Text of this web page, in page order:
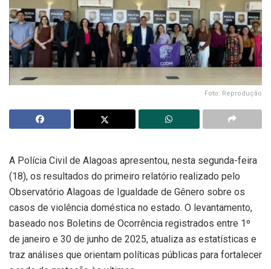
Foto: Reprodução
A Polícia Civil de Alagoas apresentou, nesta segunda-feira
(18), os resultados do primeiro relatório realizado pelo
Observatório Alagoas de Igualdade de Gênero sobre os
casos de violência doméstica no estado. O levantamento,
baseado nos Boletins de Ocorrência registrados entre 1º
de janeiro e 30 de junho de 2025, atualiza as estatísticas e
traz análises que orientam políticas públicas para fortalecer